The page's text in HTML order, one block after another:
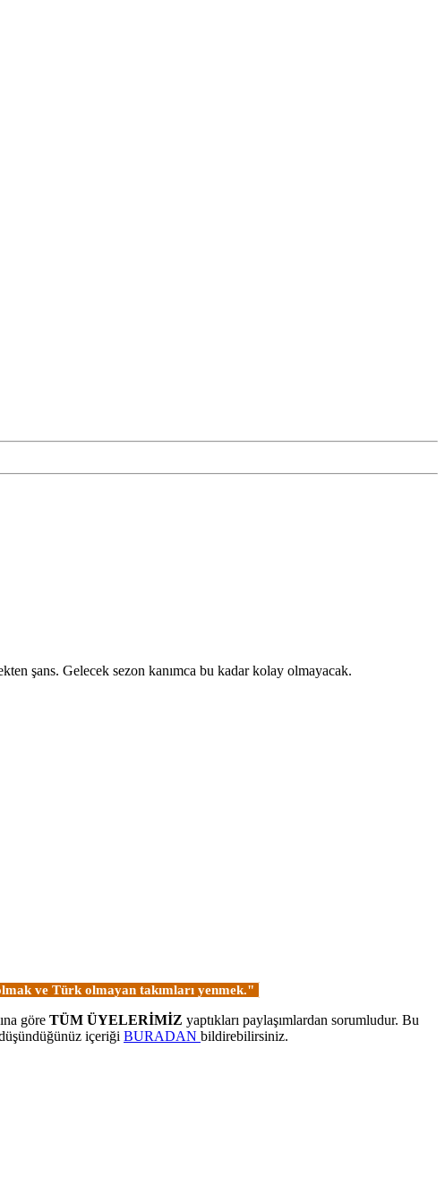
şans. Gelecek sezon kanımca bu kadar kolay olmayacak.
ve Türk olmayan takımları yenmek."
göre TÜM ÜYELERİMİZ yaptıkları paylaşımlardan sorumludur. Bu
içeriği BURADAN bildirebilirsiniz.